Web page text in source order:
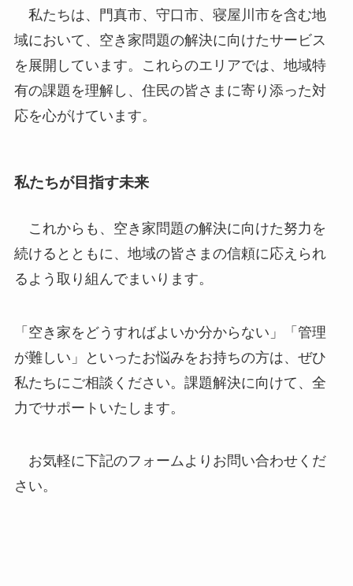
私たちは、門真市、守口市、寝屋川市を含む地
域において、空き家問題の解決に向けたサービス
を展開しています。これらのエリアでは、地域特
有の課題を理解し、住民の皆さまに寄り添った対
応を心がけています。
私たちが目指す未来
これからも、空き家問題の解決に向けた努力を
続けるとともに、地域の皆さまの信頼に応えられ
るよう取り組んでまいります。
「空き家をどうすればよいか分からない」「管理
が難しい」といったお悩みをお持ちの方は、ぜひ
私たちにご相談ください。課題解決に向けて、全
力でサポートいたします。
お気軽に下記のフォームよりお問い合わせくだ
さい。